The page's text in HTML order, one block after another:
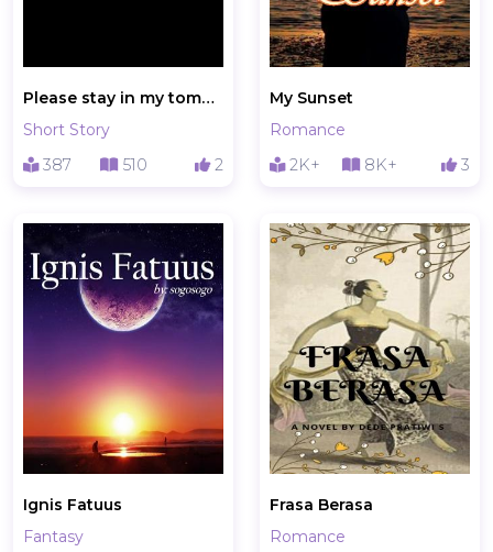
Please stay in my tomorrows.
Short Story
387
510 2
My Sunset
Romance
2K+
8K+ 3
Ignis Fatuus
Fantasy
Frasa Berasa
Romance